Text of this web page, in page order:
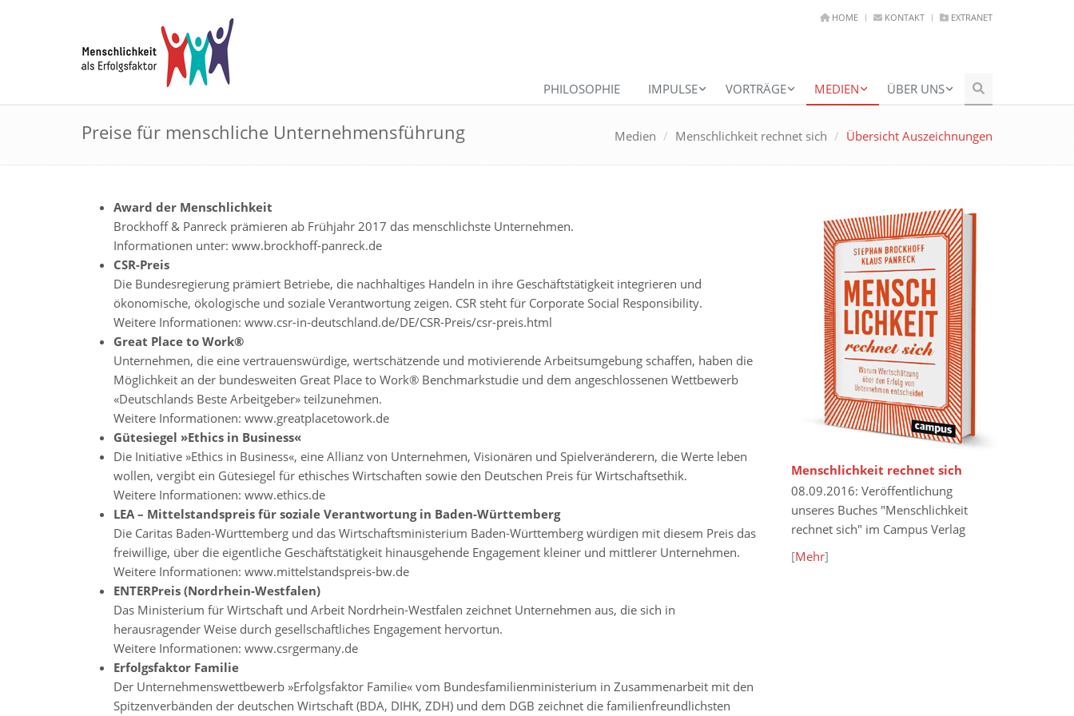
HOME KONTAKT EXTRANET
PHILOSOPHIE IMPULSE VORTRÄGE MEDIEN ÜBER UNS
Preise für menschliche Unternehmensführung Medien Menschlichkeit rechnet sich Übersicht Auszeichnungen
Award der Menschlichkeit
Brockhoff & Panreck prämieren ab Frühjahr 2017 das menschlichste Unternehmen.
Informationen unter: www.brockhoff-panreck.de
CSR-Preis
Die Bundesregierung prämiert Betriebe, die nachhaltiges Handeln in ihre Geschäftstätigkeit integrieren und
ökonomische, ökologische und soziale Verantwortung zeigen. CSR steht für Corporate Social Responsibility.
Weitere Informationen: www.csr-in-deutschland.de/DE/CSR-Preis/csr-preis.html
Great Place to Work®
Unternehmen, die eine vertrauenswürdige, wertschätzende und motivierende Arbeitsumgebung schaffen, haben die
Möglichkeit an der bundesweiten Great Place to Work® Benchmarkstudie und dem angeschlossenen Wettbewerb
«Deutschlands Beste Arbeitgeber» teilzunehmen.
Weitere Informationen: www.greatplacetowork.de
Gütesiegel »Ethics in Business«
Die Initiative »Ethics in Business«, eine Allianz von Unternehmen, Visionären und Spielveränderern, die Werte leben
wollen, vergibt ein Gütesiegel für ethisches Wirtschaften sowie den Deutschen Preis für Wirtschaftsethik.
Weitere Informationen: www.ethics.de
LEA – Mittelstandspreis für soziale Verantwortung in Baden-Württemberg
Die Caritas Baden-Württemberg und das Wirtschaftsministerium Baden-Württemberg würdigen mit diesem Preis das
freiwillige, über die eigentliche Geschäftstätigkeit hinausgehende Engagement kleiner und mittlerer Unternehmen.
Weitere Informationen: www.mittelstandspreis-bw.de
ENTERPreis (Nordrhein-Westfalen)
Das Ministerium für Wirtschaft und Arbeit Nordrhein-Westfalen zeichnet Unternehmen aus, die sich in
herausragender Weise durch gesellschaftliches Engagement hervortun.
Weitere Informationen: www.csrgermany.de
Erfolgsfaktor Familie
Der Unternehmenswettbewerb »Erfolgsfaktor Familie« vom Bundesfamilienministerium in Zusammenarbeit mit den
Spitzenverbänden der deutschen Wirtschaft (BDA, DIHK, ZDH) und dem DGB zeichnet die familienfreundlichsten
Menschlichkeit rechnet sich
08.09.2016: Veröffentlichung
unseres Buches "Menschlichkeit
rechnet sich" im Campus Verlag
[Mehr]